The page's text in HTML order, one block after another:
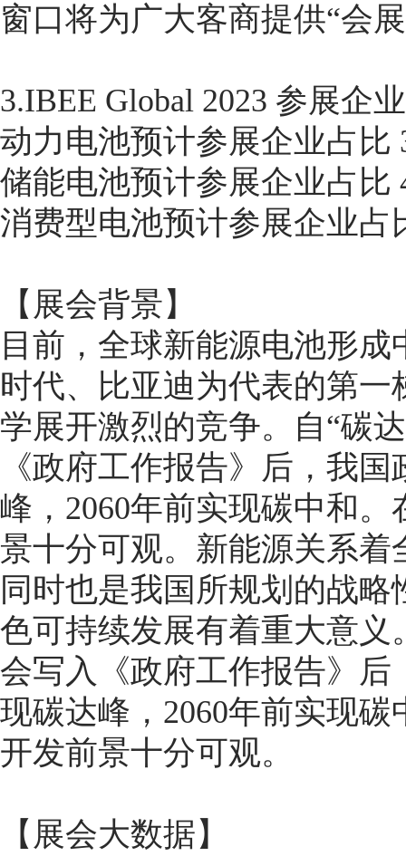
窗口将为广大客商提供“会
3.IBEE Global 2023 参展企
动力电池预计参展企业占比
储能电池预计参展企业占比
消费型电池预计参展企业占
【展会背景】
目前，全球新能源电池形
时代、比亚迪为代表的第
学展开激烈的竞争。自“碳
《政府工作报告》后，我
峰，2060年前实现碳中和
景十分可观。新能源关系
同时也是我国所规划的战
色可持续发展有着重大意义
会写入《政府工作报告》后
现碳达峰，2060年前实现
开发前景十分可观。
【展会大数据】